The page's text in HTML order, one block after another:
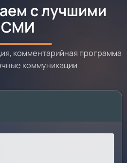
с лучшими
СМИ
комментарийная программа
коммуникации